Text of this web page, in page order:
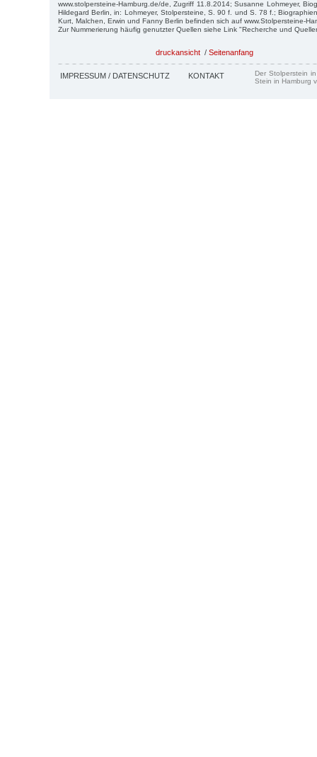
www.stolpersteine-Hamburg.de/de, Zugriff 11.8.2014; Susanne Lohmeyer,
Hildegard Berlin, in: Lohmeyer, Stolpersteine, S. 90 f. und S. 78 f.;
Kurt, Malchen, Erwin und Fanny Berlin befinden sich auf www.Stolpersteine-
Zur Nummerierung häufig genutzter Quellen siehe Link "Recherche und
druckansicht / Seitenanfang
IMPRESSUM / DATENSCHUTZ KONTAKT
Der Stolperstein
Stein in Hamburg